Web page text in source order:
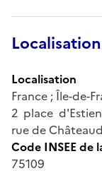
Localisation
Localisation
France ; Île-de-
2 place
rue de
Code INSEE de
75109